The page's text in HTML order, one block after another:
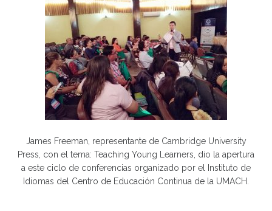
James Freeman, representante de Cambridge University
Press, con el tema: Teaching Young Learners, dio la apertura
a este ciclo de conferencias organizado por el Instituto de
Idiomas del Centro de Educación Continua de la UMACH.